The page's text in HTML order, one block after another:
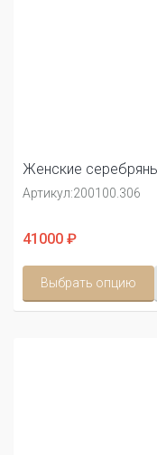
Женские
Артикул:200100.306
41000 ₽
Выбрать опцию